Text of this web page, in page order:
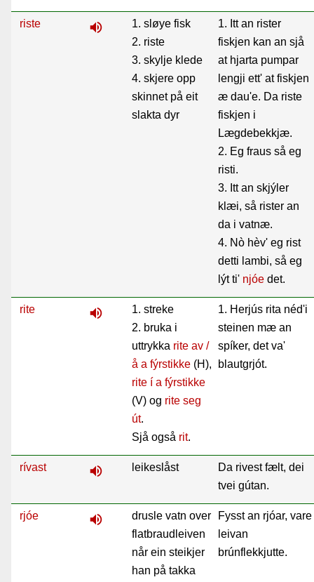
riste volume_up
1. sløye fisk
2. riste
3. skylje klede
4. skjere opp
skinnet på eit
slakta dyr
1. Itt an rister
fiskjen kan an sjå
at hjarta pumpar
lengji ett' at fiskjen
æ dau'e. Da riste
fiskjen i
Lægdebekkjæ.
2. Eg fraus så eg
risti.
3. Itt an skjýler
klæi, så rister an
da i vatnæ.
4. Nò hèv' eg rist
detti lambi, så eg
lýt ti' njóe det.
rite volume_up
1. streke
2. bruka i
uttrykka rite av /
å a fýrstikke (H),
rite í a fýrstikke
(V) og rite seg
út.
Sjå også rit.
1. Herjús rita néd'i
steinen mæ an
spíker, det va'
blautgrjót.
rívast volume_up leikeslåst
Da rivest fælt, dei
tvei gútan.
rjóe volume_up
drusle vatn over
flatbraudleiven
når ein steikjer
han på takka
Fysst an rjóar, vare
leivan
brúnflekkjutte.